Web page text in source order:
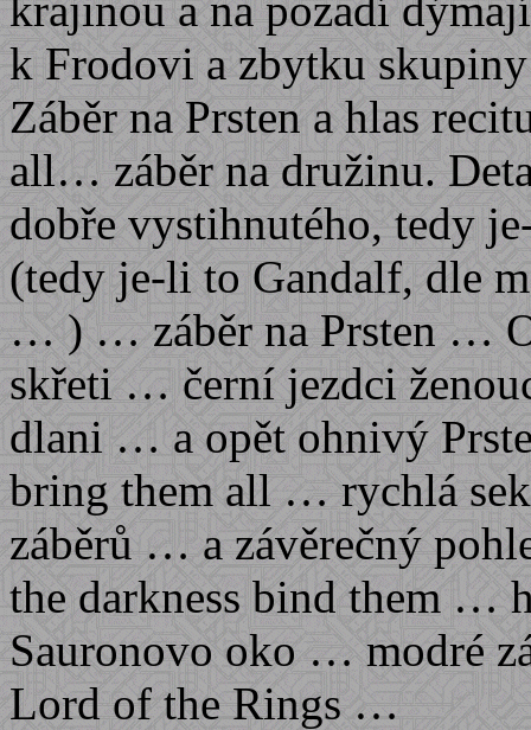
k Frodovi a zbytku
Záběr na Prsten a hlas
all… záběr na družinu.
dobře vystihnutého, tedy
(tedy je-li to Gandalf, dle
… ) … záběr na Prsten …
skřeti … černí jezdci
dlani … a opět ohnivý
bring them all … rychlá
záběrů … a závěrečný
the darkness bind them …
Sauronovo oko … modré
Lord of the Rings …